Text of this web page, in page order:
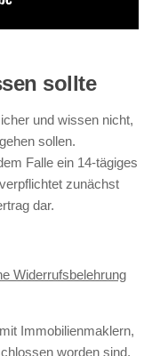
sollte
und wissen nicht,
sollen.
Falle ein 14-tägiges
zunächst
dar.
Widerrufsbelehrung
Immobilienmaklern,
worden sind,